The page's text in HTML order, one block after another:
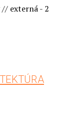
externá - 2